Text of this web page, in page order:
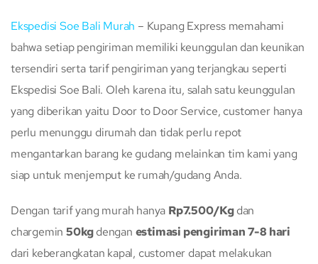
Ekspedisi Soe Bali Murah – Kupang Express memahami
bahwa setiap pengiriman memiliki keunggulan dan keunikan
tersendiri serta tarif pengiriman yang terjangkau seperti
Ekspedisi Soe Bali. Oleh karena itu, salah satu keunggulan
yang diberikan yaitu Door to Door Service, customer hanya
perlu menunggu dirumah dan tidak perlu repot
mengantarkan barang ke gudang melainkan tim kami yang
siap untuk menjemput ke rumah/gudang Anda.
Dengan tarif yang murah hanya Rp7.500/Kgdan
chargemin50kgdengan estimasi pengiriman 7-8 hari
dari keberangkatan kapal, customer dapat melakukan